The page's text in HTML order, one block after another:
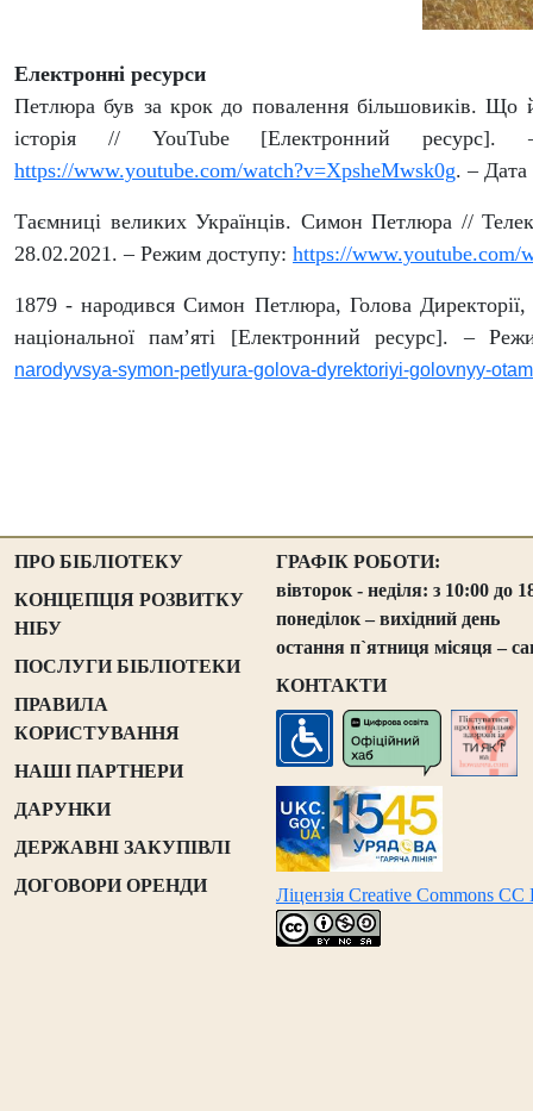
Електронні ресурси
Петлюра був за крок до повалення більшовиків. Що
історія // YouTube [Електронний
https://www.youtube.com/watch?v=XpsheMwsk0g. – Дата
Таємниці великих Українців. Симон Петлюра //
28.02.2021. – Режим доступу: https://
1879 - народився Симон Петлюра, Голова
національної пам’яті [Електронний ресурс]. –
narodyvsya-symon-petlyura-golova-dyrektoriyi-golovnyy-
ПРО БІБЛІОТЕКУ
КОНЦЕПЦІЯ РОЗВИТКУ
НІБУ
ПОСЛУГИ БІБЛІОТЕКИ
ПРАВИЛА
КОРИСТУВАННЯ
НАШІ ПАРТНЕРИ
ДАРУНКИ
ДЕРЖАВНІ ЗАКУПІВЛІ
ДОГОВОРИ ОРЕНДИ
ГРАФІК РОБОТИ:
вівторок - неділя: з 10:00 до
понеділок – вихідний день
остання п`ятниця місяця –
КОНТАКТИ
Ліцензія Creative Commons